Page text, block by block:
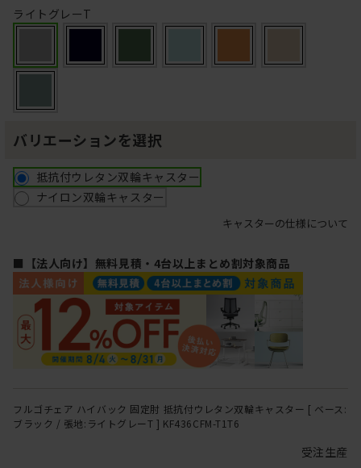
ライトグレーT
バリエーションを選択
抵抗付ウレタン双輪キャスター
ナイロン双輪キャスター
キャスターの仕様について
■【法人向け】無料見積・4台以上まとめ割対象商品
フルゴチェア ハイバック 固定肘 抵抗付ウレタン双輪キャスター [ ベース:
ブラック / 張地:ライトグレーT ] KF436CFM-T1T6
受注生産